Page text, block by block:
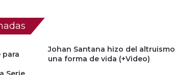
para
Johan Santana hizo del altruismo
una forma de vida (+Video)